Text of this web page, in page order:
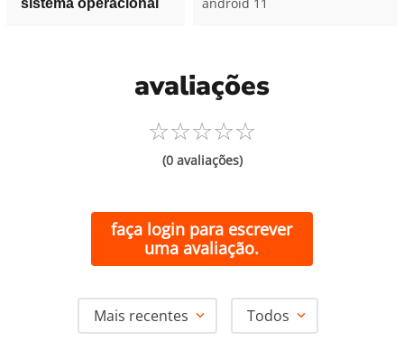
sistema operacional
avaliações
☆☆☆☆☆
(0 avaliações)
faça login para escrever
uma avaliação.
Mais recentes Todos